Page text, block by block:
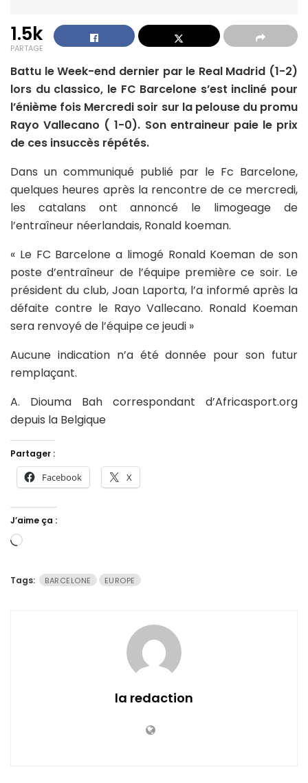
1.5k
PARTAGE
Battu le Week-end dernier par le Real Madrid (1-2)
lors du classico, le FC Barcelone s’est incliné pour
l’énième fois Mercredi soir sur la pelouse du promu
Rayo Vallecano ( 1-0). Son entraineur paie le prix
de ces insuccès répétés.
Dans un communiqué publié par le Fc Barcelone,
quelques heures après la rencontre de ce mercredi,
les catalans ont annoncé le limogeage de
l’entraîneur néerlandais, Ronald koeman.
« Le FC Barcelone a limogé Ronald Koeman de son
poste d’entraîneur de l’équipe première ce soir. Le
président du club, Joan Laporta, l’a informé après la
défaite contre le Rayo Vallecano. Ronald Koeman
sera renvoyé de l’équipe ce jeudi »
Aucune indication n’a été donnée pour son futur
remplaçant.
A. Diouma Bah correspondant d’Africasport.org
depuis la Belgique
Partager :
Facebook X
J’aime ça :
Chargement…
Tags: BARCELONE EUROPE
la redaction